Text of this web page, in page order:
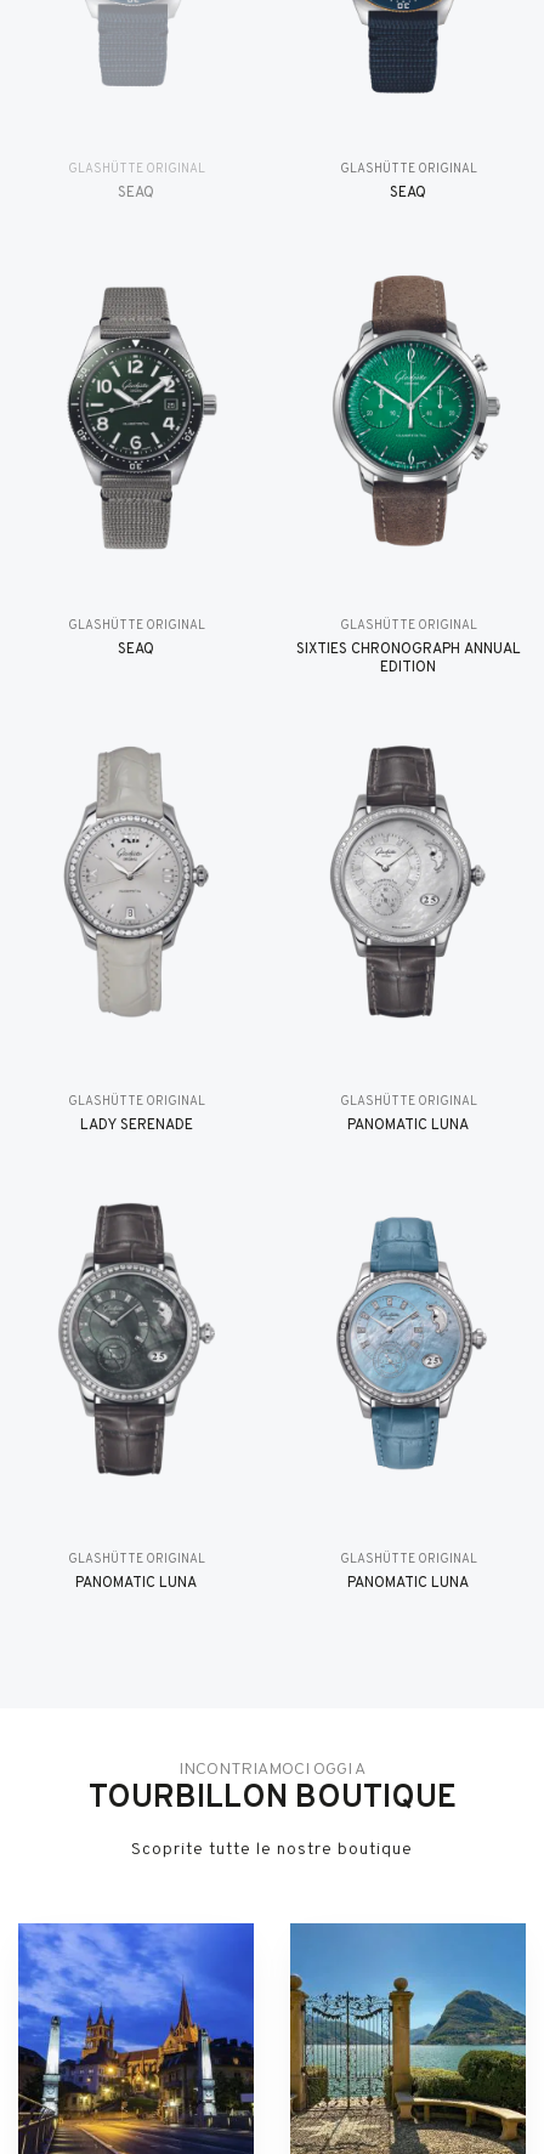
GLASHÜTTE ORIGINAL
SEAQ
GLASHÜTTE ORIGINAL
SEAQ
GLASHÜTTE ORIGINAL
SEAQ
GLASHÜTTE ORIGINAL
SIXTIES CHRONOGRAPH ANNUAL
EDITION
GLASHÜTTE ORIGINAL
LADY SERENADE
GLASHÜTTE ORIGINAL
PANOMATIC LUNA
GLASHÜTTE ORIGINAL
PANOMATIC LUNA
GLASHÜTTE ORIGINAL
PANOMATIC LUNA
INCONTRIAMOCI OGGI A
TOURBILLON BOUTIQUE
Scoprite tutte le nostre boutique